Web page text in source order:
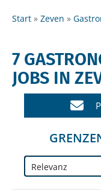
Start Zeven
7
JOBS IN